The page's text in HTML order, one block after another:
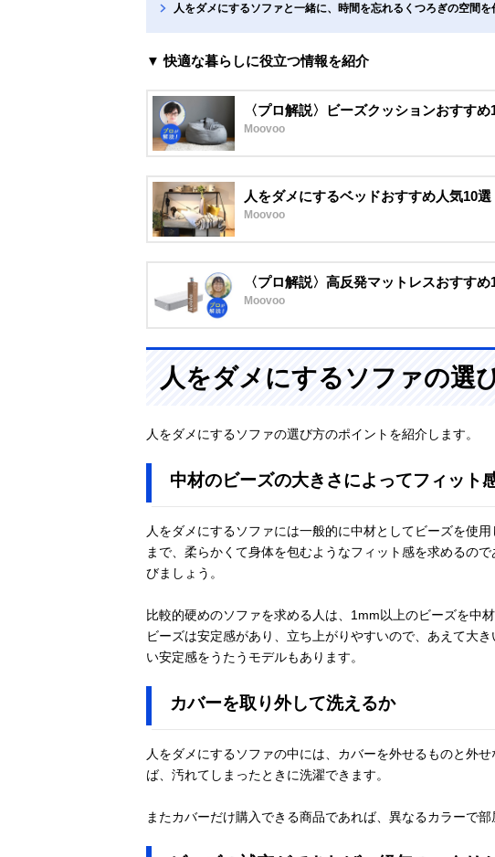
人をダメにするソファと一緒に、時間を忘れるくつろぎの空間を
▼ 快適な暮らしに役立つ情報を紹介
〈プロ解説〉ビーズクッションおすす
Moovoo
人をダメにするベッドおすすめ人気10
Moovoo
〈プロ解説〉高反発マットレスおすす
Moovoo
人をダメにするソファの選
人をダメにするソファの選び方のポイントを紹介します。
中材のビーズの大きさによってフィット
人をダメにするソファには一般的に中材としてビーズを使
まで、柔らかくて身体を包むようなフィット感を求めるの
びましょう。
比較的硬めのソファを求める人は、1mm以上のビーズを中
ビーズは安定感があり、立ち上がりやすいので、あえて大
い安定感をうたうモデルもあります。
カバーを取り外して洗えるか
人をダメにするソファの中には、カバーを外せるものと外
ば、汚れてしまったときに洗濯できます。
またカバーだけ購入できる商品であれば、異なるカラーで部